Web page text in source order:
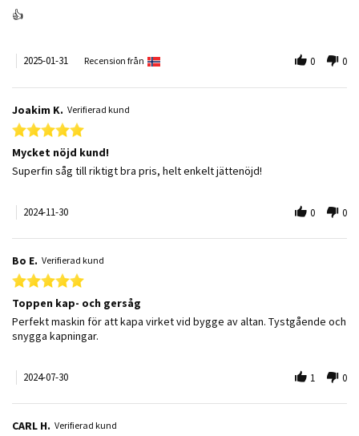
Review by Jim H. on 31 Jan 2025
review stating 👍
👍
2025-01-31 Recension från 0 0
Joakim K. Verifierad kund
5.0 star rating
Mycket nöjd kund!
Review by Joakim K. on 30 Nov 2024
review stating Mycket nöjd kund!
Superfin såg till riktigt bra pris, helt enkelt jättenöjd!
2024-11-30 0 0
Bo E. Verifierad kund
5.0 star rating
Toppen kap- och gersåg
Review by Bo E. on 30 Jul 2024
review stating Toppen kap- och gersåg
Perfekt maskin för att kapa virket vid bygge av altan. Tystgående och
snygga kapningar.
2024-07-30 1 0
CARL H. Verifierad kund